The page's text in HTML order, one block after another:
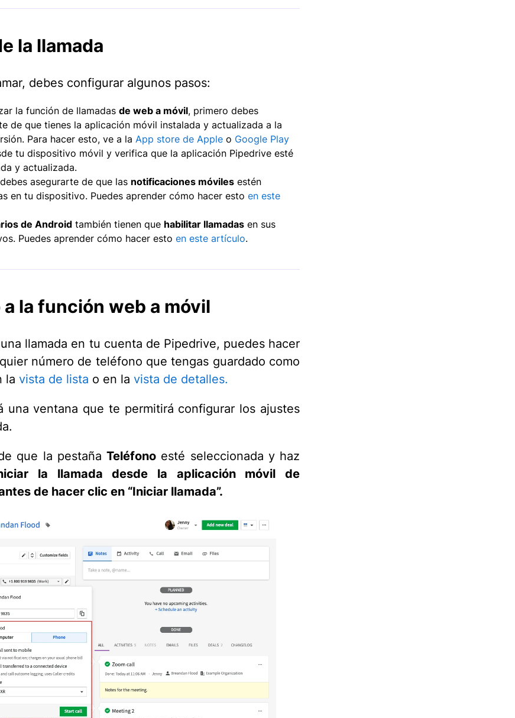
la llamada
debes configurar algunos pasos:
la función de llamadas de web a móvil, primero debes
de que tienes la aplicación móvil instalada y actualizada a la
Para hacer esto, ve a la App store de Apple o Google Play
tu dispositivo móvil y verifica que la aplicación Pipedrive esté
y actualizada.
asegurarte de que las notificaciones móviles estén
en tu dispositivo. Puedes aprender cómo hacer esto en este
de Android también tienen que habilitar llamadas en sus
Puedes aprender cómo hacer esto en este artículo.
la función web a móvil
llamada en tu cuenta de Pipedrive, puedes hacer
número de teléfono que tengas guardado como
la vista de lista o en la vista de detalles.
una ventana que te permitirá configurar los ajustes
que la pestañaTeléfono esté seleccionada y haz
la llamada desde la aplicación móvil de
de hacer clic en “Iniciar llamada”.